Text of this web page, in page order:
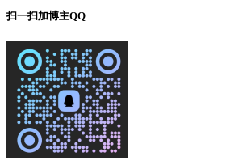
扫一扫加博主QQ